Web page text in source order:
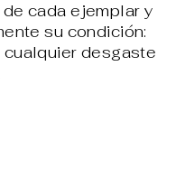
cada ejemplar y
su condición:
cualquier desgaste